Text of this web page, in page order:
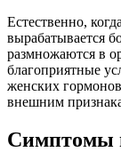
Естественно,
вырабатывается
размножаются в
благоприятные
женских
внешним
Симптомы